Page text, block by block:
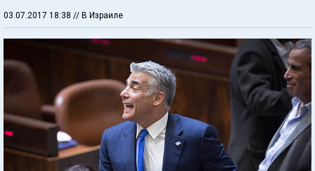
03.07.2017 18:38 // В Израиле